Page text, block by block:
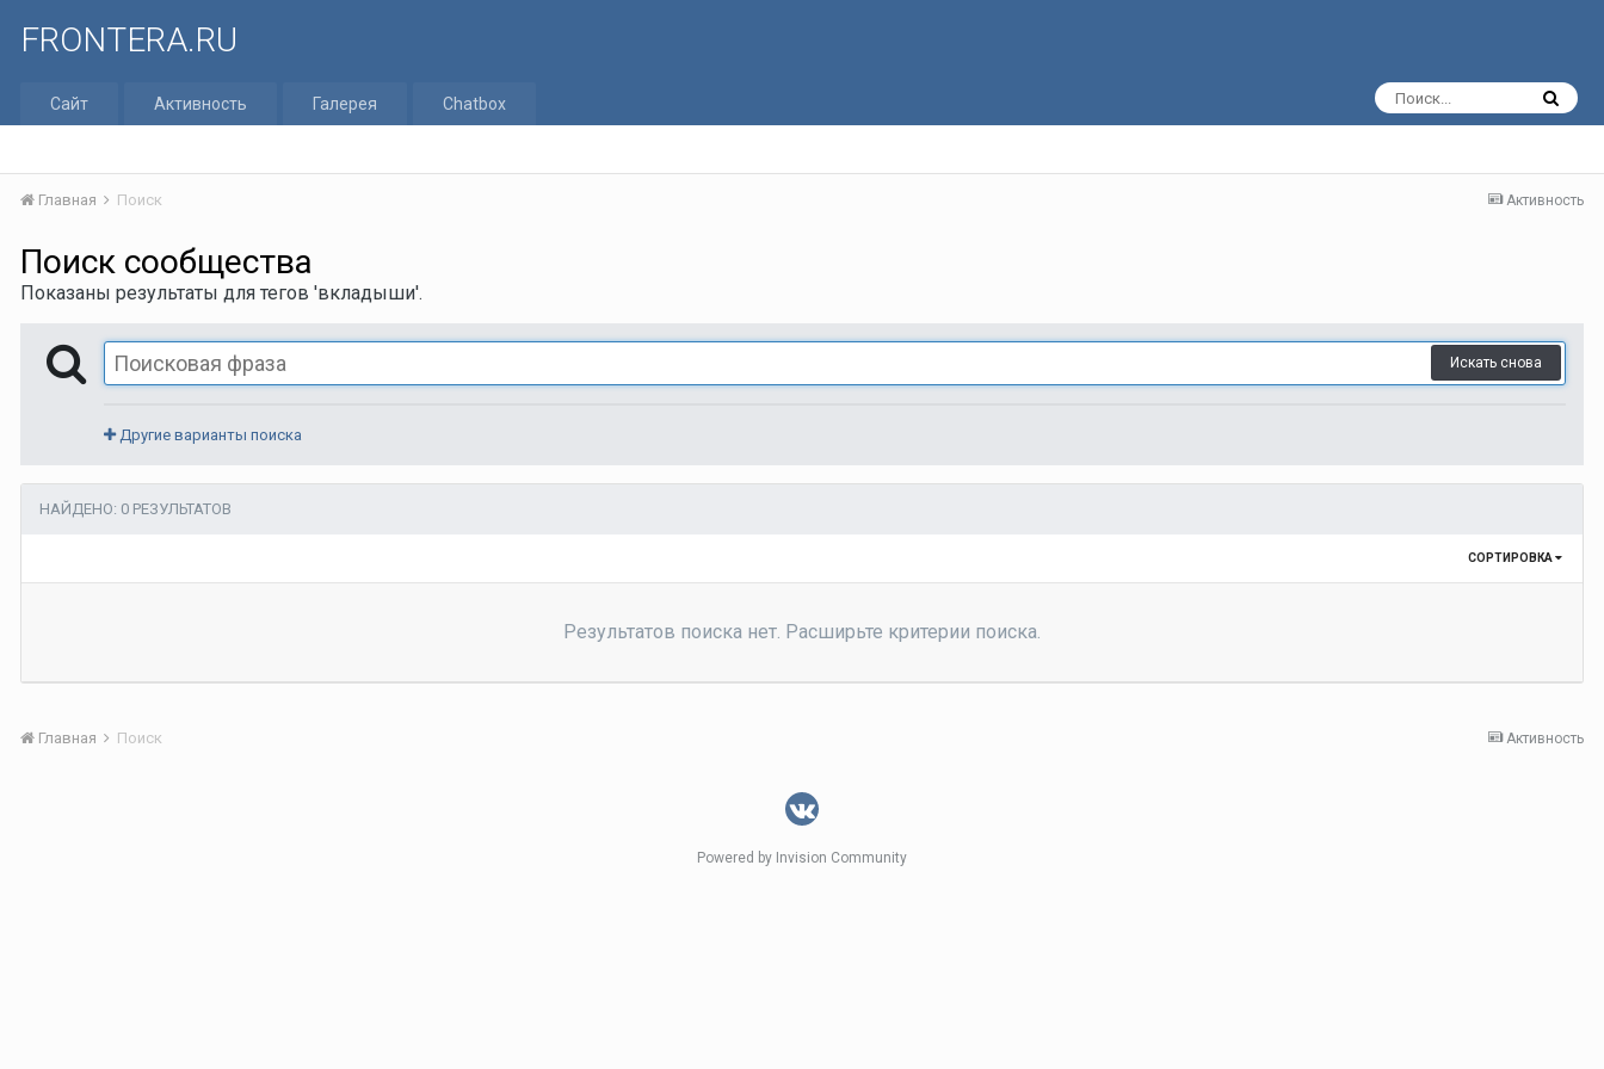
FRONTERA.RU
Сайт Активность Галерея Chatbox
Активность
Главная Поиск
Поиск сообщества
Показаны результаты для тегов 'вкладыши'.
Искать снова
Другие варианты поиска
НАЙДЕНО: 0 РЕЗУЛЬТАТОВ
СОРТИРОВКА
Результатов поиска нет. Расширьте критерии поиска.
Активность
Главная Поиск
Powered by Invision Community